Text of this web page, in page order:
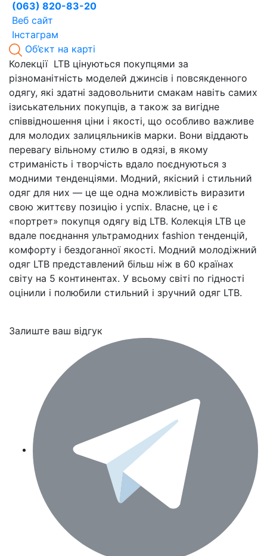
(063) 820-83-20
Веб сайт
Інстаграм
Об’єкт на карті
Колекції LTB цінуються покупцями за
різноманітність моделей джинсів і повсякденного
одягу, які здатні задовольнити смакам навіть самих
ізиськательних покупців, а також за вигідне
співвідношення ціни і якості, що особливо важливе
для молодих залицяльників марки. Вони віддають
перевагу вільному стилю в одязі, в якому
стриманість і творчість вдало поєднуються з
модними тенденціями. Модний, якісний і стильний
одяг для них — це ще одна можливість виразити
свою життєву позицію і успіх. Власне, це і є
«портрет» покупця одягу від LTB. Колекція LTB це
вдале поєднання ультрамодних fashion тенденцій,
комфорту і бездоганної якості. Модний молодіжний
одяг LTB представлений більш ніж в 60 країнах
світу на 5 континентах. У всьому світі по гідності
оцінили і полюбили стильний і зручний одяг LTB.
Залиште ваш відгук